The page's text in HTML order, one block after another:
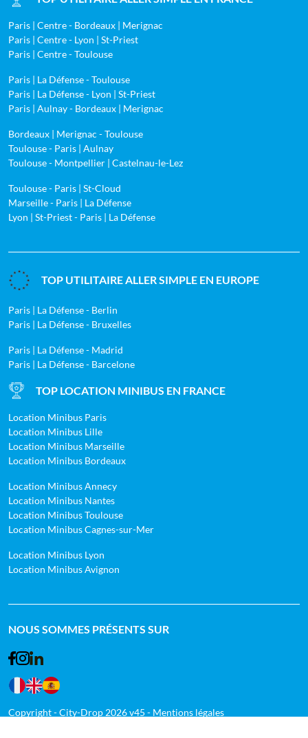
Paris | Centre - Bordeaux | Merignac
Paris | Centre - Lyon | St-Priest
Paris | Centre - Toulouse
Paris | La Défense - Toulouse
Paris | La Défense - Lyon | St-Priest
Paris | Aulnay - Bordeaux | Merignac
Bordeaux | Merignac - Toulouse
Toulouse - Paris | Aulnay
Toulouse - Montpellier | Castelnau-le-Lez
Toulouse - Paris | St-Cloud
Marseille - Paris | La Défense
Lyon | St-Priest - Paris | La Défense
TOP UTILITAIRE ALLER SIMPLE EN EUROPE
Paris | La Défense - Berlin
Paris | La Défense - Bruxelles
Paris | La Défense - Madrid
Paris | La Défense - Barcelone
TOP LOCATION MINIBUS EN FRANCE
Location Minibus Paris
Location Minibus Lille
Location Minibus Marseille
Location Minibus Bordeaux
Location Minibus Annecy
Location Minibus Nantes
Location Minibus Toulouse
Location Minibus Cagnes-sur-Mer
Location Minibus Lyon
Location Minibus Avignon
NOUS SOMMES PRÉSENTS SUR
Facebook
Instagram
LinkedIn
Langue : français
Langue : anglais
Langue : espagnol
Copyright - City-Drop 2026 v45 - Mentions légales